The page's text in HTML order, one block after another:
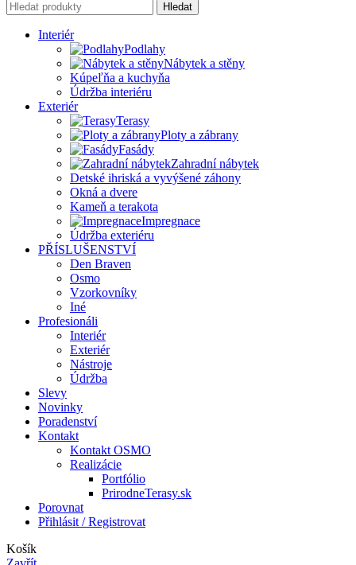
Hledat
Interiér
Podlahy
Nábytek a stěny
Kúpeľňa a kuchyňa
Údržba interiéru
Exteriér
Terasy
Ploty a zábrany
Fasády
Zahradní nábytek
Detské ihriská a vyvýšené záhony
Okná a dvere
Kameň a terakota
Impregnace
Údržba exteriéru
PŘÍSLUŠENSTVÍ
Den Braven
Osmo
Vzorkovníky
Iné
Profesionáli
Interiér
Exteriér
Nástroje
Údržba
Slevy
Novinky
Poradenství
Kontakt
Kontakt OSMO
Realizácie
Portfólio
PrirodneTerasy.sk
Porovnat
Přihlásit / Registrovat
Košík